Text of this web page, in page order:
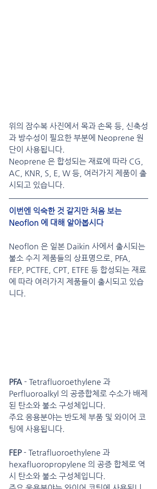
위의 잠수복 사진에서 목과 손목 등, 신축성
과 방수성이 필요한 부분에 Neoprene 원
단이 사용됩니다.
Neoprene 은 합성되는 재료에 따라 CG,
AC, KNR, S, E, W 등, 여러가지 제품이 출
시되고 있습니다.
이번엔 익숙한 것 같지만 처음 보는
Neoflon 에 대해 알아봅시다
Neoflon 은 일본 Daikin 사에서 출시되는
불소 수지 제품들의 상표명으로, PFA,
FEP, PCTFE, CPT, ETFE 등 합성되는 재료
에 따라 여러가지 제품들이 출시되고 있습
니다.
PFA - Tetrafluoroethylene 과
Perfluoroalkyl 의 공증합체로 수소가 배제
된 탄소와 불소 구성체입니다.
주요 응용분야는 반도체 부품 및 와이어 코
팅에 사용됩니다.
FEP - Tetrafluoroethylene 과
hexafluoropropylene 의 공증 합체로 역
시 탄소와 불소 구성체입니다.